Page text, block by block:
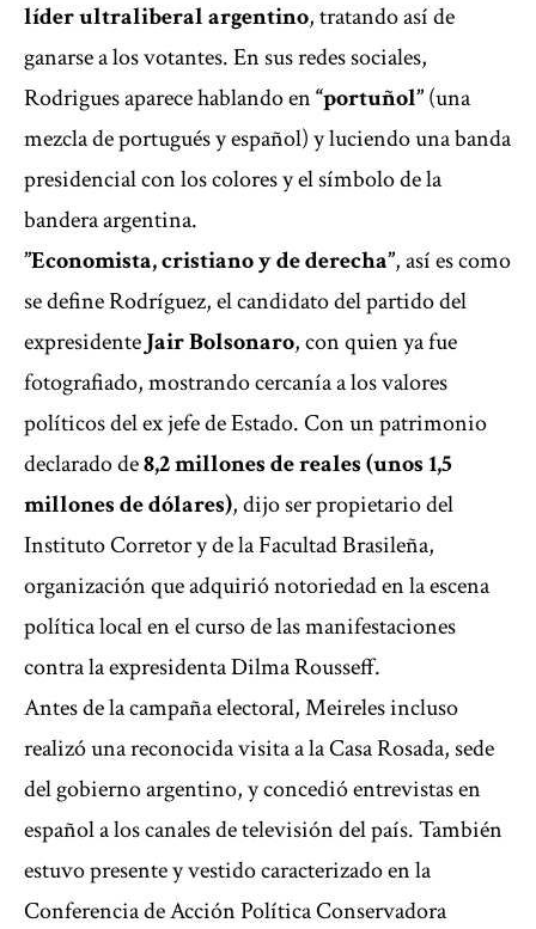
líder ultraliberal argentino, tratando así de
ganarse a los votantes. En sus redes sociales,
Rodrigues aparece hablando en“portuñol”(una
mezcla de portugués y español) y luciendo una banda
presidencial con los colores y el símbolo de la
bandera argentina.
”Economista, cristiano y de derecha”, así es como
se define Rodríguez, el candidato del partido del
expresidenteJair Bolsonaro, con quien ya fue
fotografiado, mostrando cercanía a los valores
políticos del ex jefe de Estado. Con un patrimonio
declarado de8,2 millones de reales (unos 1,5
millones de dólares), dijo ser propietario del
Instituto Corretor y de la Facultad Brasileña,
organización que adquirió notoriedad en la escena
política local en el curso de las manifestaciones
contra la expresidenta Dilma Rousseff.
Antes de la campaña electoral, Meireles incluso
realizó una reconocida visita a la Casa Rosada, sede
del gobierno argentino, y concedió entrevistas en
español a los canales de televisión del país. También
estuvo presente y vestido caracterizado en la
Conferencia de Acción Política Conservadora